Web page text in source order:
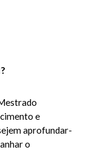
e
aprofundar-
o